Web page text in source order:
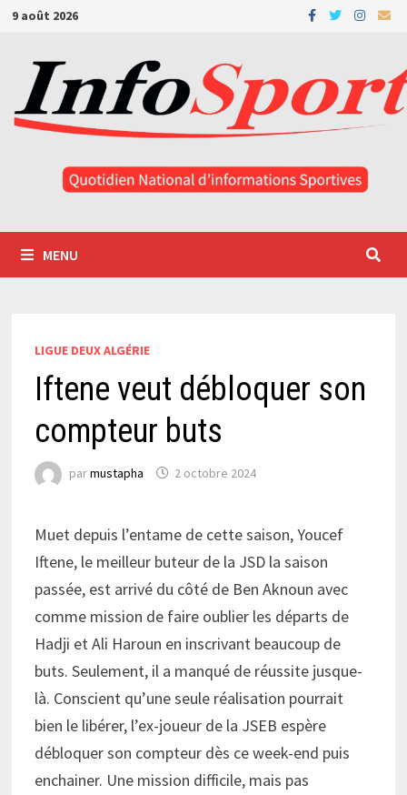
Passer
contenu
9 août 2026
MENU
LIGUE DEUX ALGÉRIE
Iftene veut débloquer son
compteur buts
parmustapha 2 octobre 2024
Muet depuis l’entame de cette saison, Youcef
Iftene, le meilleur buteur de la JSD la saison
passée, est arrivé du côté de Ben Aknoun avec
comme mission de faire oublier les départs de
Hadji et Ali Haroun en inscrivant beaucoup de
buts. Seulement, il a manqué de réussite jusque-
là. Conscient qu’une seule réalisation pourrait
bien le libérer, l’ex-joueur de la JSEB espère
débloquer son compteur dès ce week-end puis
enchainer. Une mission difficile, mais pas